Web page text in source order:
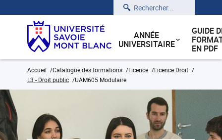
Rechercher
ANNÉE
UNIVERSITAIRE
GUIDE
EN PDF
Accueil Catalogue des formations Licence
Licence Droit
L3 - Droit public
UAM605 Modulaire